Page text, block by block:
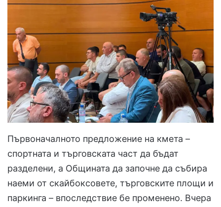
Първоначалното предложение на кмета –
спортната и търговската част да бъдат
разделени, а Общината да започне да събира
наеми от скайбоксовете, търговските площи и
паркинга – впоследствие бе променено. Вчера